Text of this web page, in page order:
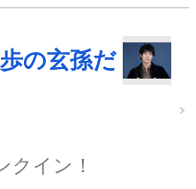
の玄孫だ
クイン！